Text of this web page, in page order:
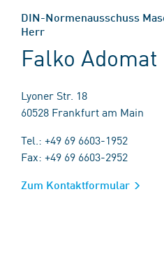
DIN-Normenausschuss
Herr
Falko Adomat
Lyoner Str. 18
60528 Frankfurt am Main
Tel.: +49 69 6603-1952
Fax: +49 69 6603-2952
Zum Kontaktformular